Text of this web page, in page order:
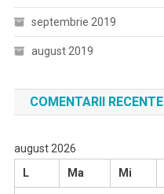
septembrie 2019
august 2019
COMENTARII RECENTE
august 2026
L
Ma Mi